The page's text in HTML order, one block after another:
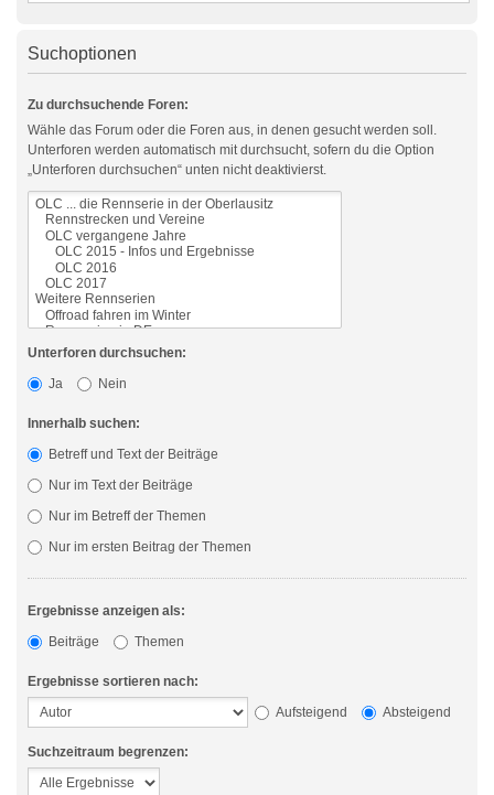
Suchoptionen
Zu durchsuchende Foren:
Wähle das Forum oder die Foren aus, in denen gesucht werden soll.
Unterforen werden automatisch mit durchsucht, sofern du die Option
„Unterforen durchsuchen“ unten nicht deaktivierst.
Unterforen durchsuchen:
Ja
Nein
Innerhalb suchen:
Betreff und Text der Beiträge
Nur im Text der Beiträge
Nur im Betreff der Themen
Nur im ersten Beitrag der Themen
Ergebnisse anzeigen als:
Beiträge
Themen
Ergebnisse sortieren nach:
Aufsteigend
Absteigend
Suchzeitraum begrenzen: